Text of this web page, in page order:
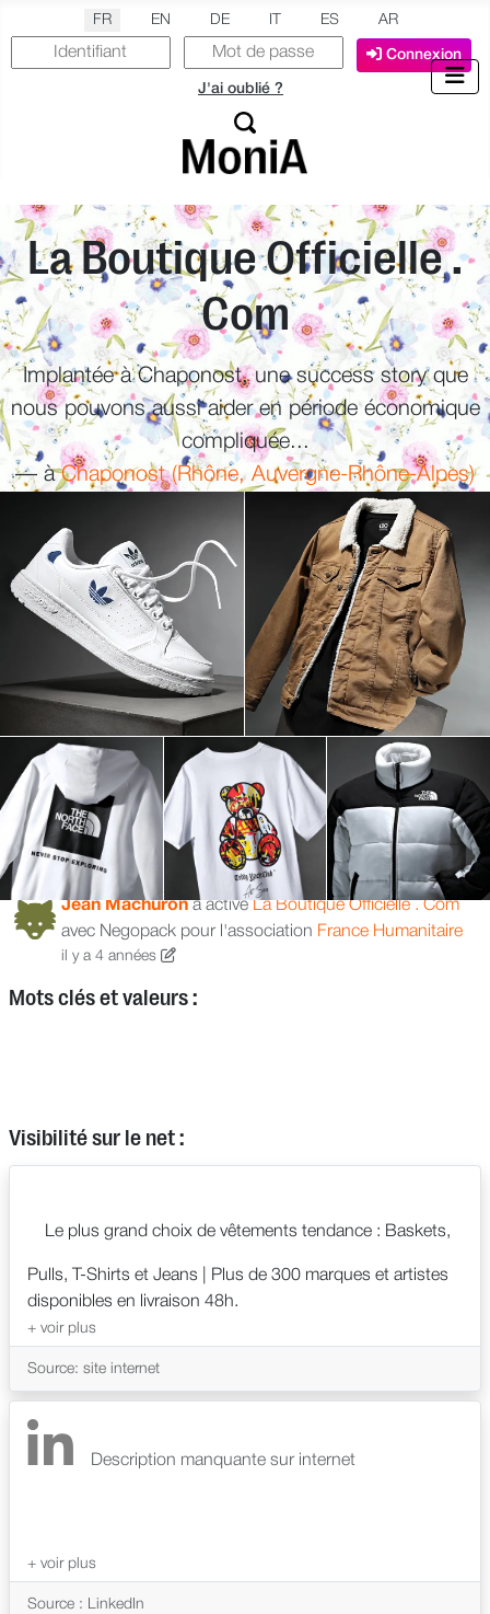
Sélectionnez votre langue
FR EN DE ES AR
Connexion
J'ai oublié ?
Jean Machurona activéLa Boutique Officielle . Com
avec Negopack pour l'association France Humanitaire
il y a 4 années
La Boutique Officielle .
Com
Implantée à Chaponost, une success story que
nous pouvons aussi aider en période économique
compliquée...
— à Chaponost (Rhône, Auvergne-Rhône-Alpes)
Mots clés et valeurs :
Visibilité sur le net :
Le plus grand choix de vêtements tendance : Baskets,
Pulls, T-Shirts et Jeans | Plus de 300 marques et artistes
disponibles en livraison 48h.
Source: site internet
Description manquante sur internet
Source : LinkedIn